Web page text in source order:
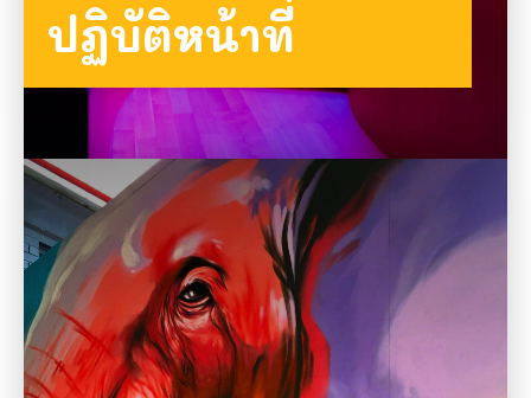
ปฏิบัติหน้าที่
ดูข้อมูลทั้งหมด